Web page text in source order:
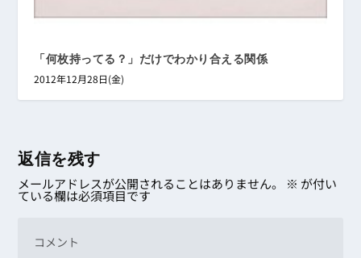
「何枚持ってる？」だけでわかり合える関係
2012年12月28日(金)
返信を残す
メールアドレスが公開されることはありません。 ※ が付い
ている欄は必須項目です